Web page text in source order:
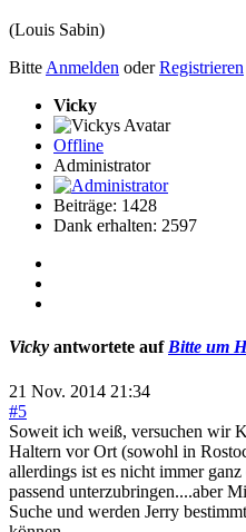
(Louis Sabin)
Bitte Anmelden oderRegistrieren
Vicky
Offline
Administrator
Beiträge: 1428
Dank erhalten: 2597
Vicky antwortete auf Bitte um
21 Nov. 2014 21:34
#5
Soweit ich weiß, versuchen wir
Haltern vor Ort (sowohl in
allerdings ist es nicht immer
passend unterzubringen....aber
Suche und werden Jerry